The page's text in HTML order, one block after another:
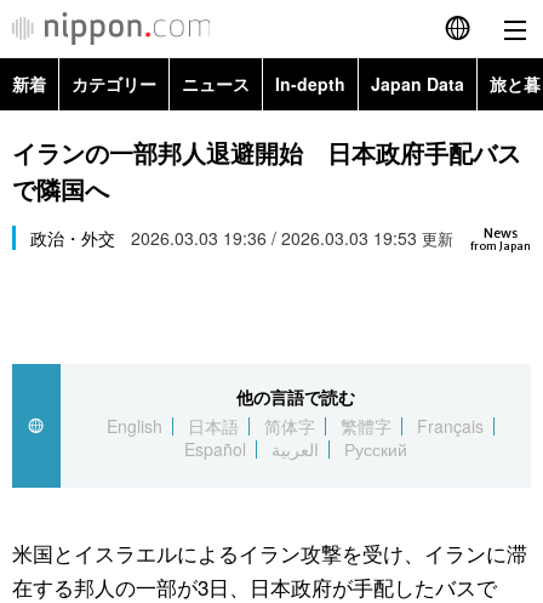
English
简体字
Русский
カテゴリー
経済・ビジネス
国際
文化
トップ
アーカイブ
In-depth
Japan Data
動画/Live
新着 カテゴリー ニュース In-depth Japan Data 旅と
政治・外交
経済・ビジネス
スポーツ・東京2020
Topics
イランの一部邦人退避開始 日本政府手配バス
で隣国へ
News
from Japan
政治・外交 2026.03.03 19:36 / 2026.03.03 19:53 更新
他の言語で読む
English
日本語 简体字 繁體字
Français
Español
العربية Русский
米国とイスラエルによるイラン攻撃を受け、イランに滞
在する邦人の一部が3日、日本政府が手配したバスで